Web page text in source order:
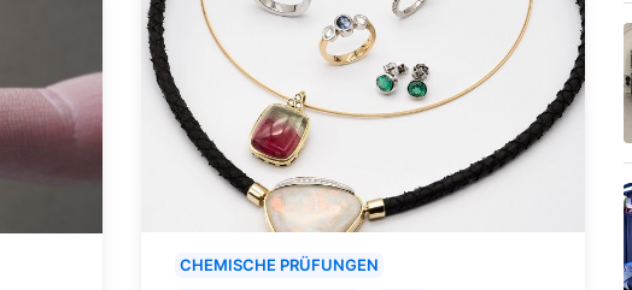
CHEMISCHE PRÜFUNGEN